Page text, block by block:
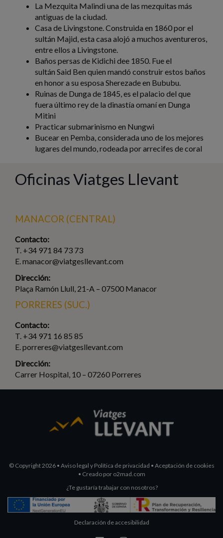
La Mezquita Malindi una de las mezquitas más
antiguas de la ciudad.
Casa de Livingstone. Construida en 1860 por el
sultán Majid, esta casa alojó a muchos aventureros,
entre ellos a Livingstone.
Baños persas de Kidichi dee 1850. Fue el
sultán Said Ben quien mandó construir estos baños
en honor a su esposa Sherezade en Bububu.
Ruinas de Dunga de 1845, es el palacio del que
fuera último rey de la dinastía omaní en Dunga
Mitini
Practicar submarinismo en Nungwi
Bucear en Pemba, considerada uno de los mejores
lugares del mundo, rodeada por arrecifes de coral
Oficinas Viatges Llevant
MANACOR (CENTRAL)
Contacto:
T. +34 971 84 73 73
E. manacor@viatgesllevant.com
Dirección:
Plaça Ramón Llull, 21-A – 07500 Manacor
PORRERES (SUC.)
Contacto:
T. +34 971 16 85 85
E. porreres@viatgesllevant.com
Dirección:
Carrer Hospital, 10 – 07260 Porreres
© Copyright 2026 • Aviso legal y Política de privacidad • Aceptación de cookies
• Creado por o2mad.com
¿Te gustaría trabajar con nosotros?
Declaración de accesibilidad